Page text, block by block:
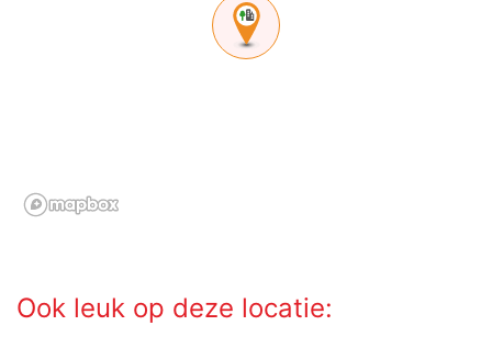
Ook leuk op deze locatie: